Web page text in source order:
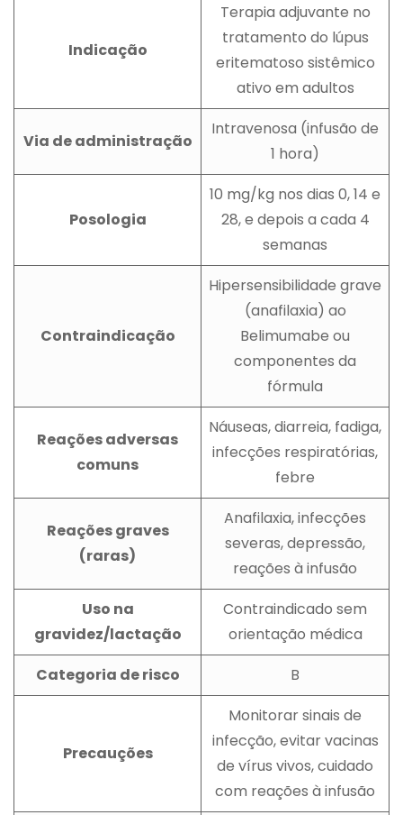
Indicação
Terapia adjuvante no
tratamento do lúpus
eritematoso sistêmico
ativo em adultos
Via de administração
Intravenosa (infusão de
1 hora)
Posologia
10 mg/kg nos dias 0, 14 e
28, e depois a cada 4
semanas
Contraindicação
Hipersensibilidade grave
(anafilaxia) ao
Belimumabe ou
componentes da
fórmula
Reações adversas
comuns
Náuseas, diarreia, fadiga,
infecções respiratórias,
febre
Reações graves
(raras)
Anafilaxia, infecções
severas, depressão,
reações à infusão
Uso na
gravidez/lactação
Contraindicado sem
orientação médica
Categoria de risco
B
Precauções
Monitorar sinais de
infecção, evitar vacinas
de vírus vivos, cuidado
com reações à infusão